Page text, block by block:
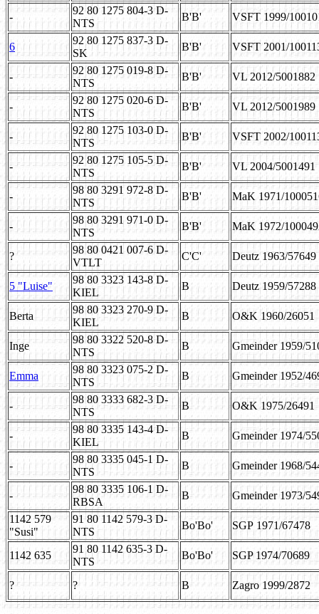
-
92 80 1275 804-3 D-
NTS
B'B' VSFT 1999/
6
92 80 1275 837-3 D-
SK
B'B' VSFT 2001/
-
92 80 1275 019-8 D-
NTS
B'B' VL 2012/5001882
-
92 80 1275 020-6 D-
NTS
B'B' VL 2012/5001989
-
92 80 1275 103-0 D-
NTS
B'B' VSFT 2002/
-
92 80 1275 105-5 D-
NTS
B'B' VL 2004/5001491
-
98 80 3291 972-8 D-
NTS
B'B' MaK 1971/
-
98 80 3291 971-0 D-
NTS
B'B' MaK 1972/
?
98 80 0421 007-6 D-
VTLT
C'C' Deutz 1963/57649
5 "Luise"
98 80 3323 143-8 D-
KIEL
B Deutz 1959/57288
Berta
98 80 3323 270-9 D-
KIEL
B O&K 1960/26051
Inge
98 80 3322 520-8 D-
NTS
B Gmeinder 1959/
Emma
98 80 3323 075-2 D-
NTS
B Gmeinder 1952/
-
98 80 3333 682-3 D-
NTS
B O&K 1975/26491
-
98 80 3335 143-4 D-
KIEL
B Gmeinder 1974/
-
98 80 3335 045-1 D-
NTS
B Gmeinder 1968/
-
98 80 3335 106-1 D-
RBSA
B
Gmeinder 1973/
1142 579
"Susi"
91 80 1142 579-3 D-
NTS
Bo'Bo' SGP 1971/67478
1142 635
91 80 1142 635-3 D-
NTS
Bo'Bo' SGP 1974/70689
? ? B Zagro 1999/2872